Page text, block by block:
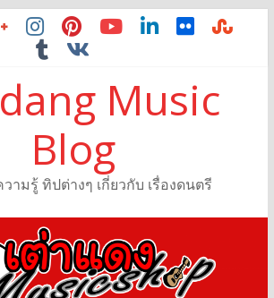
Music
Blog
ามรู้ ทิปต่างๆ เกี่ยวกับ เรื่องดนตรี